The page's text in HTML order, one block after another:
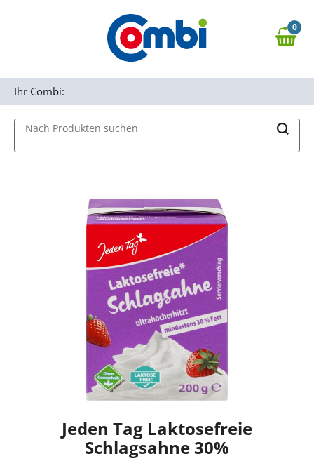
Zur Navigation springen
0,00 €
0
Nach Produkten suchen
Ihr Combi:
Jeden Tag Laktosefreie
Schlagsahne 30%